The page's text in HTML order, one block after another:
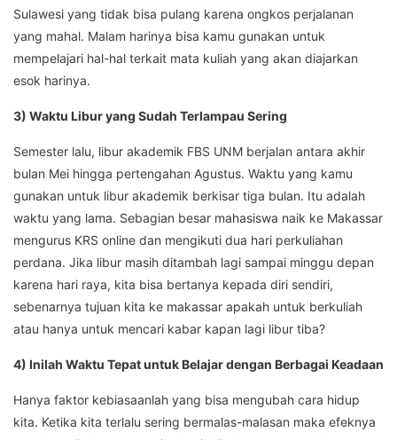
Sulawesi yang tidak bisa pulang karena ongkos perjalanan
yang mahal. Malam harinya bisa kamu gunakan untuk
mempelajari hal-hal terkait mata kuliah yang akan diajarkan
esok harinya.
3) Waktu Libur yang Sudah Terlampau Sering
Semester lalu, libur akademik FBS UNM berjalan antara akhir
bulan Mei hingga pertengahan Agustus. Waktu yang kamu
gunakan untuk libur akademik berkisar tiga bulan. Itu adalah
waktu yang lama. Sebagian besar mahasiswa naik ke Makassar
mengurus KRS online dan mengikuti dua hari perkuliahan
perdana. Jika libur masih ditambah lagi sampai minggu depan
karena hari raya, kita bisa bertanya kepada diri sendiri,
sebenarnya tujuan kita ke makassar apakah untuk berkuliah
atau hanya untuk mencari kabar kapan lagi libur tiba?
4) Inilah Waktu Tepat untuk Belajar dengan Berbagai Keadaan
Hanya faktor kebiasaanlah yang bisa mengubah cara hidup
kita. Ketika kita terlalu sering bermalas-malasan maka efeknya